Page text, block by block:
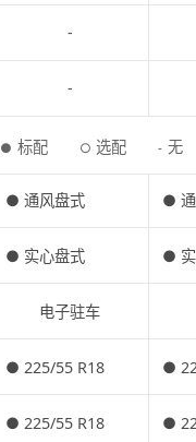
● 标配 ○ 选配 - 无
-
-
● 通风盘式 ●
● 实心盘式 ●
电子驻车
● 225/55 R18 ●
● 225/55 R18 ●